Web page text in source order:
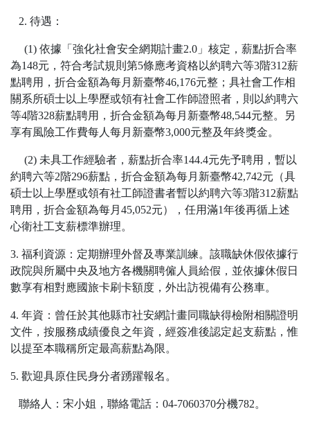
2. 待遇：
(1) 依據「強化社會安全網期計畫2.0」核定，薪點折合率
為148元，符合考試規則第5條應考資格以約聘六等3階312薪
點聘用，折合金額為每月新臺幣46,176元整；具社會工作相
關系所碩士以上學歷或領有社會工作師證照者，則以約聘六
等4階328薪點聘用，折合金額為每月新臺幣48,544元整。另
享有風險工作費每人每月新臺幣3,000元整及年終獎金。
(2) 未具工作經驗者，薪點折合率144.4元先予聘用，暫以
約聘六等2階296薪點，折合金額為每月新臺幣42,742元（具
碩士以上學歷或領有社工師證書者暫以約聘六等3階312薪點
聘用，折合金額為每月45,052元），任用滿1年後再循上述
心衛社工支薪標準辦理。
3. 福利資源：定期辦理外督及專業訓練。該職缺休假依據行
政院與所屬中央及地方各機關聘僱人員給假，並依據休假日
數享有相對應國旅卡刷卡額度，外出訪視備有公務車。
4. 年資：曾任於其他縣市社安網計畫同職缺得檢附相關證明
文件，按服務成績優良之年資，經簽准後認定起支薪點，惟
以提至本職稱所定最高薪點為限。
5. 歡迎具原住民身分者踴躍報名。
聯絡人：宋小姐，聯絡電話：04-7060370分機782。